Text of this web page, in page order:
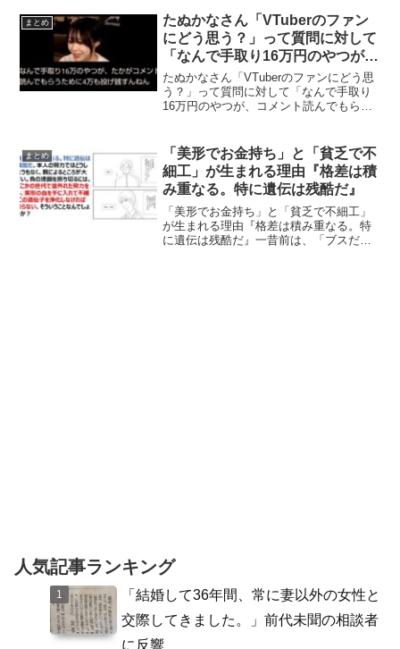
た。疑似恋愛よりも「いつも頑張ってる
ね、貴方のこういう所が優し...
まとめ
たぬかなさん「VTuberのファン
にどう思う？」って質問に対して
「なんで手取り16万円のやつが、
コメント読んでもらうために4万
も投げ銭すんねん」という発言に
反響！【動画有】
たぬかなさん「VTuberのファンにどう思
う？」って質問に対して「なんで手取り
16万円のやつが、コメント読んでもらう
ぬかな」さんが、「VTuberのファンにど
う思う？...
まとめ
「美形でお金持ち」と「貧乏で不
細工」が生まれる理由『格差は積
み重なる。特に遺伝は残酷だ』
「美形でお金持ち」と「貧乏で不細工」
が生まれる理由『格差は積み重なる。特
に遺伝は残酷だ』一昔前は、「ブスだけ
人気記事ランキング
「結婚して36年間、常に妻以外の女性と
交際してきました。」前代未聞の相談者
に反響